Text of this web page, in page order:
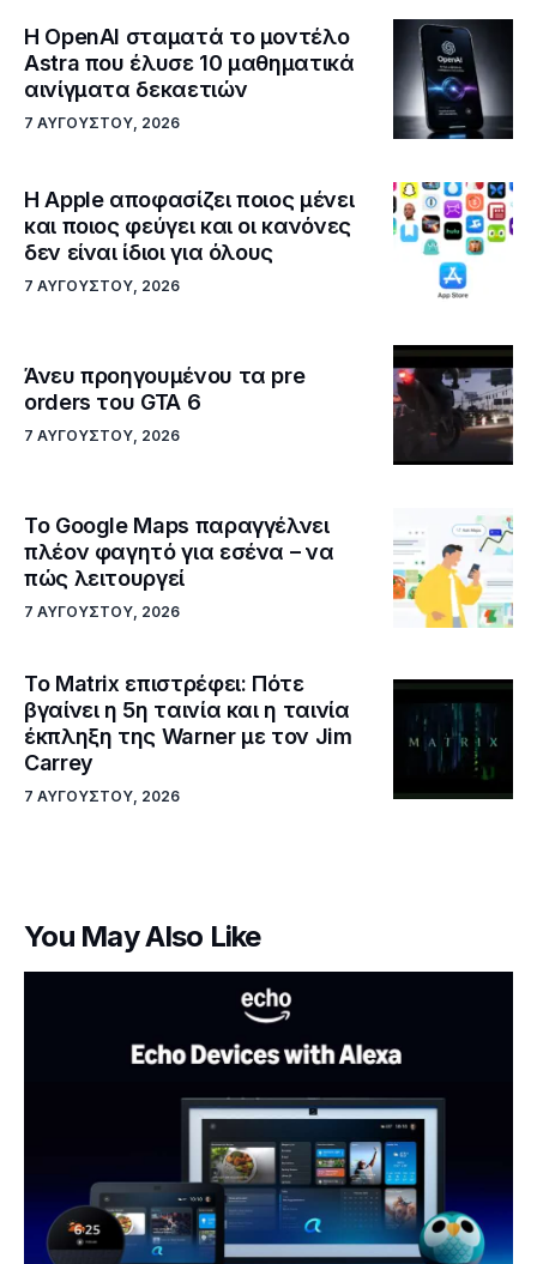
Η OpenAI σταματά το μοντέλο
Astra που έλυσε 10 μαθηματικά
αινίγματα δεκαετιών
7 ΑΥΓΟΎΣΤΟΥ, 2026
Η Apple αποφασίζει ποιος μένει
και ποιος φεύγει και οι κανόνες
δεν είναι ίδιοι για όλους
7 ΑΥΓΟΎΣΤΟΥ, 2026
Άνευ προηγουμένου τα pre
orders του GTA 6
7 ΑΥΓΟΎΣΤΟΥ, 2026
Το Google Maps παραγγέλνει
πλέον φαγητό για εσένα – να
πώς λειτουργεί
7 ΑΥΓΟΎΣΤΟΥ, 2026
Το Matrix επιστρέφει: Πότε
βγαίνει η 5η ταινία και η ταινία
έκπληξη της Warner με τον Jim
Carrey
7 ΑΥΓΟΎΣΤΟΥ, 2026
You May Also Like